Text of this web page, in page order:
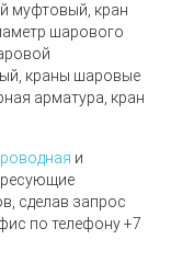
муфтовый, кран
шарового
краны шаровые
арматура, кран
и
сделав запрос
по телефону+7